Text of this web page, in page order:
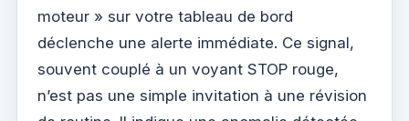
moteur » sur votre tableau de bord
déclenche une alerte immédiate. Ce signal,
souvent couplé à un voyant STOP rouge,
n’est pas une simple invitation à une révision